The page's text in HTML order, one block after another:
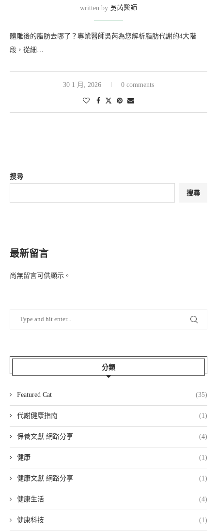
written by 吳芮醫師
體雕後的脂肪去哪了？專業醫師吳芮為您解析脂肪代謝的4大階
段，從細…
30 1 月, 2026 0 comments
搜尋
搜尋
最新留言
尚無留言可供顯示。
分類
Featured Cat (35)
代謝健康指南 (1)
保養文獻 網路分享 (4)
健康 (1)
健康文獻 網路分享 (1)
健康生活 (4)
健康科技 (1)